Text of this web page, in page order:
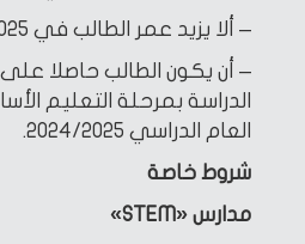
– ألا يزيد عمر الطالب في 1/10/2025 عن 18 عامًا.
– أن يكون الطالب حاصلا
الدراسة بمرحلة التعليم
العام الدراسي 2024/2025.
شروط خاصة
مدارس «STEM»